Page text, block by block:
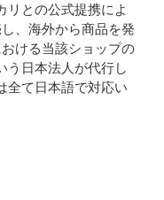
リとの公式提携によ
、海外から商品を発
ける当該ショップの
う日本法人が代行し
全て日本語で対応い